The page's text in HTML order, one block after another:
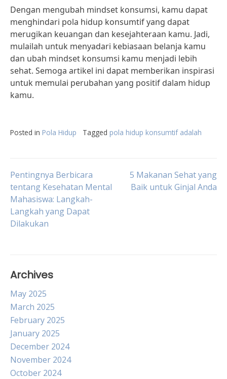
Dengan mengubah mindset konsumsi, kamu dapat
menghindari pola hidup konsumtif yang dapat
merugikan keuangan dan kesejahteraan kamu. Jadi,
mulailah untuk menyadari kebiasaan belanja kamu
dan ubah mindset konsumsi kamu menjadi lebih
sehat. Semoga artikel ini dapat memberikan inspirasi
untuk memulai perubahan yang positif dalam hidup
kamu.
Posted in Pola Hidup Tagged pola hidup konsumtif adalah
Post
navigation
Pentingnya Berbicara
tentang Kesehatan Mental
Mahasiswa: Langkah-
Langkah yang Dapat
Dilakukan
5 Makanan Sehat yang
Baik untuk Ginjal Anda
Archives
May 2025
March 2025
February 2025
January 2025
December 2024
November 2024
October 2024